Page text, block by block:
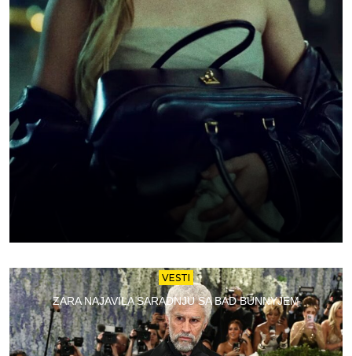
VESTI
ZARA NAJAVILA SARADNJU SA BAD BUNNYJEM